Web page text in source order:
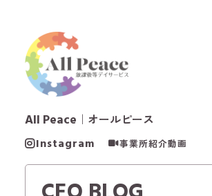
All Peace ｜オールピース
Instagram 事業所紹介動画